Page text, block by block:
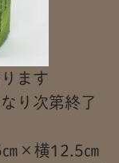
ます
り次第終了
㎝×横12.5㎝